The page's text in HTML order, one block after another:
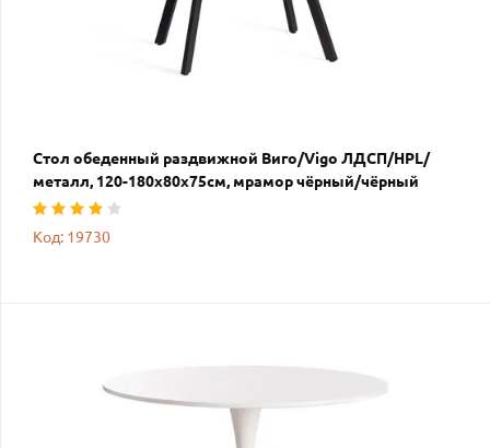
Стол обеденный раздвижной Виго/Vigo ЛДСП/HPL/
металл, 120-180х80х75см, мрамор чёрный/чёрный
Код: 19730